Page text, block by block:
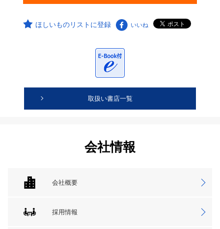
ほしいものリストに登録 いいね
取扱い書店一覧
会社情報
会社概要
採用情報